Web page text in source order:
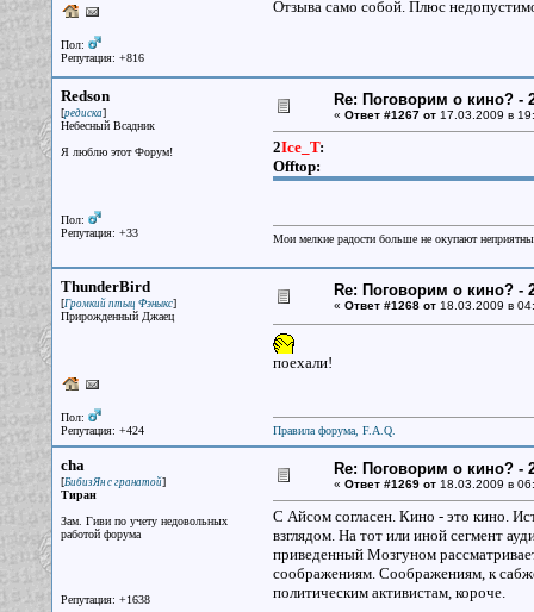
Пол:
Репутация: +816
Отзыва само собой. Плюс
Redson
[редиска]
Небесный Всадник
Я люблю этот Форум!
Пол:
Репутация: +33
Re: Поговорим о кино? -
« Ответ #1267 от17.03.2009 в
2Ice_T:
Offtop:
Мои мелкие радости больше не окупают
ThunderBird
[Громкий птыц Фэныкс]
Прирожденный Джаец
Пол:
Репутация: +424
Re: Поговорим о кино? -
« Ответ #1268 от18.03.2009 в
поехали!
Правила форума, F.A.Q.
cha
[БибизЯн с гранатой]
Тиран
Зам. Гиви по учету недовольных
работой форума
Репутация: +1638
Re: Поговорим о кино? -
« Ответ #1269 от18.03.2009 в
С Айсом согласен. Кино - это кино.
взглядом. На тот или иной сегмент
приведенный Мозгуном
соображениям. Соображениям, к
политическим активистам, короче.